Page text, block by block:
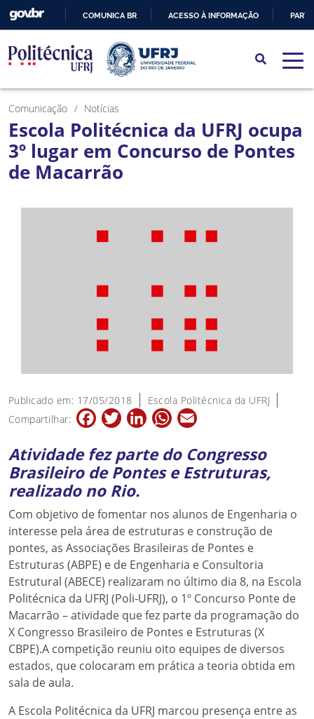
PARA
O
CONTEÚDO
COMUNICA BR ACESSO À INFORMAÇÃO
Comunicação Notícias
Escola Politécnica da UFRJ ocupa
3º lugar em Concurso de Pontes
de Macarrão
Publicado em: 17/05/2018
Escola Politécnica da UFRJ
Compartilhar:
FacebookTwitterLinkedInWhatsApp
Atividade fez parte do Congresso
Brasileiro de Pontes e Estruturas,
realizado no Rio.
Com objetivo de fomentar nos alunos de Engenharia o
interesse pela área de estruturas e construção de
pontes, as Associações Brasileiras de Pontes e
Estruturas (ABPE) e de Engenharia e Consultoria
Estrutural (ABECE) realizaram no último dia 8, na Escola
Politécnica da UFRJ (Poli-UFRJ), o 1º Concurso Ponte de
Macarrão – atividade que fez parte da programação do
X Congresso Brasileiro de Pontes e Estruturas (X
CBPE).A competição reuniu oito equipes de diversos
estados, que colocaram em prática a teoria obtida em
sala de aula.
A Escola Politécnica da UFRJ marcou presença entre as